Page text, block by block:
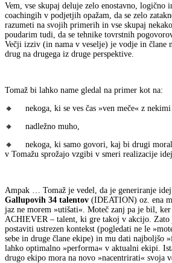
Vem, vse skupaj deluje zelo enostavno, logično
coachingih v podjetjih opažam, da se zelo
razumeti na svojih primerih in vse skupaj
poudarim tudi, da se tehnike tovrstnih
Večji izziv (in nama v veselje) je vodje in člane
drug na drugega iz druge perspektive.
Tomaž bi lahko name gledal na primer kot na:
🔸 nekoga, ki se ves čas »ven meče« z nekimi
🔸 nadležno muho,
🔸 nekoga, ki samo govori, kaj bi drugi
v Tomažu sprožajo vzgibi v smeri realizacije
Ampak … Tomaž je vedel, da je generiranje
Gallupovih 34 talentov (IDEATION) oz. ena
jaz ne morem »utišati«. Moteč zanj pa je bil,
ACHIEVER – talent, ki gre takoj v akcijo. Zato
postaviti ustrezen kontekst (pogledati ne le
sebe in druge člane ekipe) in mu dati najboljšo
lahko optimalno »performa« v aktualni ekipi.
drugo ekipo mora na novo »nacentrirati« svoja